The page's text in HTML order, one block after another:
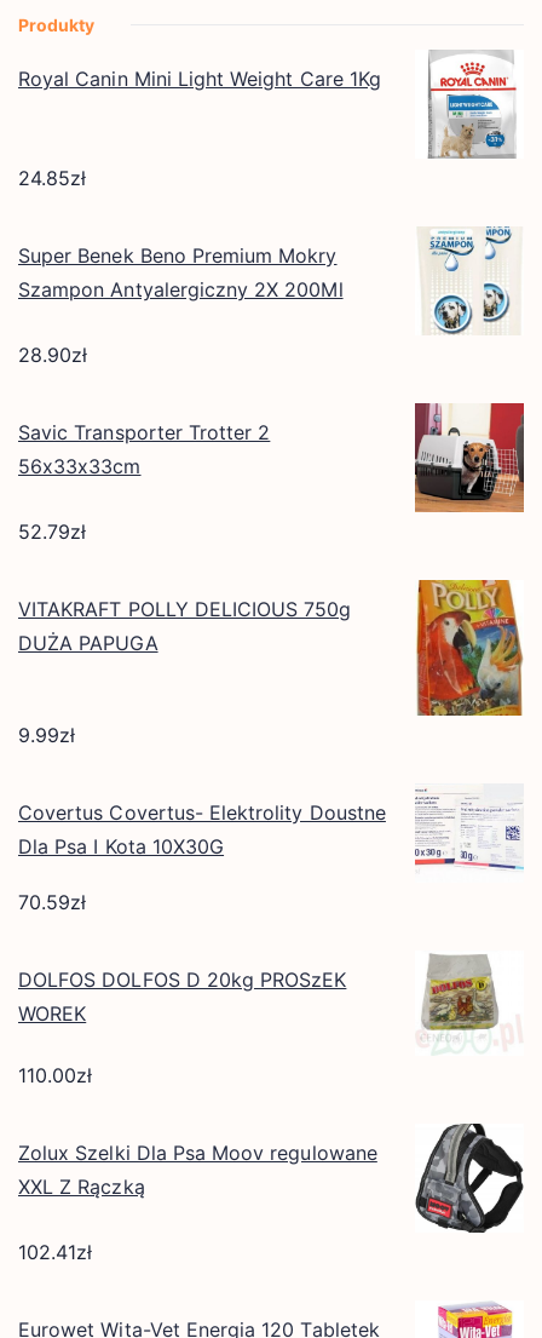
Produkty
Royal Canin Mini Light Weight Care 1Kg
24.85zł
Super Benek Beno Premium Mokry
Szampon Antyalergiczny 2X 200Ml
28.90zł
Savic Transporter Trotter 2
56x33x33cm
52.79zł
VITAKRAFT POLLY DELICIOUS 750g
DUŻA PAPUGA
9.99zł
Covertus Covertus- Elektrolity Doustne
Dla Psa I Kota 10X30G
70.59zł
DOLFOS DOLFOS D 20kg PROSzEK
WOREK
110.00zł
Zolux Szelki Dla Psa Moov regulowane
XXL Z Rączką
102.41zł
Eurowet Wita-Vet Energia 120 Tabletek